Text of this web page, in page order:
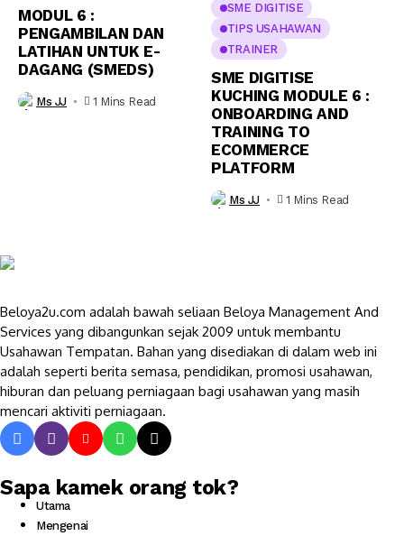
MODUL 6 :
PENGAMBILAN DAN
LATIHAN UNTUK E-
DAGANG (SMEDS)
Ms JJ 1 Mins Read
SME DIGITISE
TIPS USAHAWAN
TRAINER
SME DIGITISE
KUCHING MODULE 6 :
ONBOARDING AND
TRAINING TO
ECOMMERCE
PLATFORM
Ms JJ 1 Mins Read
Beloya2u.com adalah bawah seliaan Beloya Management And
Services yang dibangunkan sejak 2009 untuk membantu
Usahawan Tempatan. Bahan yang disediakan di dalam web ini
adalah seperti berita semasa, pendidikan, promosi usahawan,
hiburan dan peluang perniagaan bagi usahawan yang masih
mencari aktiviti perniagaan.
Sapa kamek orang tok?
Utama
Mengenai